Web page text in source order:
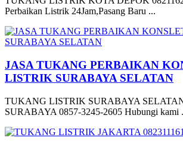
Perbaikan Listrik 24Jam,Pasang Baru ...
JASA TUKANG PERBAIKAN
LISTRIK SURABAYA SELATAN
TUKANG LISTRIK SURABAYA
SURABAYA 0857-3245-2605 Hubungi kami